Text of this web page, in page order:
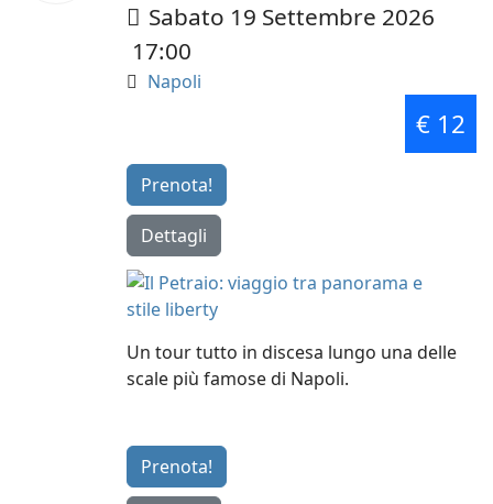
Sabato 19 Settembre 2026
17:00
Napoli
€ 12
Prenota!
Dettagli
Un tour tutto in discesa lungo una delle
scale più famose di Napoli.
Prenota!